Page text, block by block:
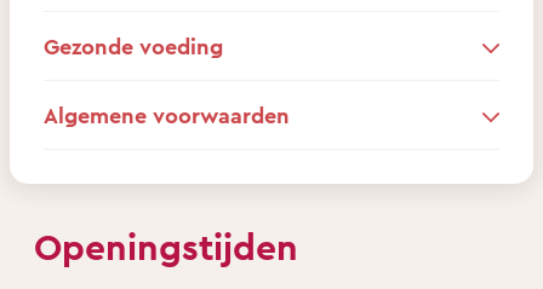
Gezonde voeding
Algemene voorwaarden
Openingstijden